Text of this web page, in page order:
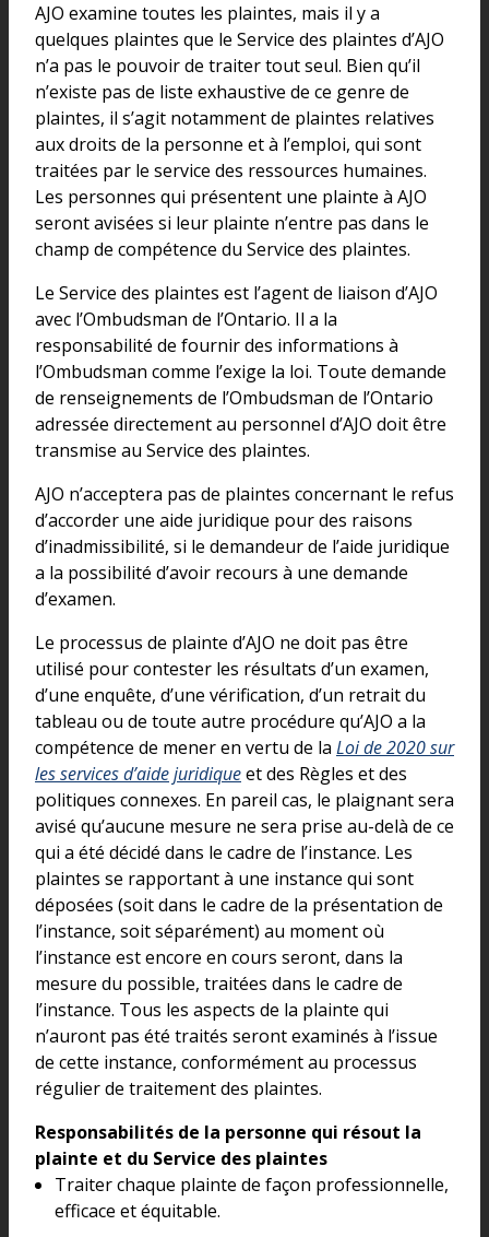
AJO examine toutes les plaintes, mais il y a
quelques plaintes que le Service des plaintes d’AJO
n’a pas le pouvoir de traiter tout seul. Bien qu’il
n’existe pas de liste exhaustive de ce genre de
plaintes, il s’agit notamment de plaintes relatives
aux droits de la personne et à l’emploi, qui sont
traitées par le service des ressources humaines.
Les personnes qui présentent une plainte à AJO
seront avisées si leur plainte n’entre pas dans le
champ de compétence du Service des plaintes.
Le Service des plaintes est l’agent de liaison d’AJO
avec l’Ombudsman de l’Ontario. Il a la
responsabilité de fournir des informations à
l’Ombudsman comme l’exige la loi. Toute demande
de renseignements de l’Ombudsman de l’Ontario
adressée directement au personnel d’AJO doit être
transmise au Service des plaintes.
AJO n’acceptera pas de plaintes concernant le refus
d’accorder une aide juridique pour des raisons
d’inadmissibilité, si le demandeur de l’aide juridique
a la possibilité d’avoir recours à une demande
d’examen.
Le processus de plainte d’AJO ne doit pas être
utilisé pour contester les résultats d’un examen,
d’une enquête, d’une vérification, d’un retrait du
tableau ou de toute autre procédure qu’AJO a la
compétence de mener en vertu de la Loi de 2020 sur
les services d’aide juridiqueet des Règles et des
politiques connexes. En pareil cas, le plaignant sera
avisé qu’aucune mesure ne sera prise au-delà de ce
qui a été décidé dans le cadre de l’instance. Les
plaintes se rapportant à une instance qui sont
déposées (soit dans le cadre de la présentation de
l’instance, soit séparément) au moment où
l’instance est encore en cours seront, dans la
mesure du possible, traitées dans le cadre de
l’instance. Tous les aspects de la plainte qui
n’auront pas été traités seront examinés à l’issue
de cette instance, conformément au processus
régulier de traitement des plaintes.
Responsabilités de la personne qui résout la
plainte et du Service des plaintes
Traiter chaque plainte de façon professionnelle,
efficace et équitable.